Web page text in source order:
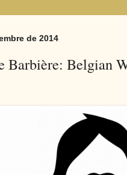
de 2014
Barbière: Belgian